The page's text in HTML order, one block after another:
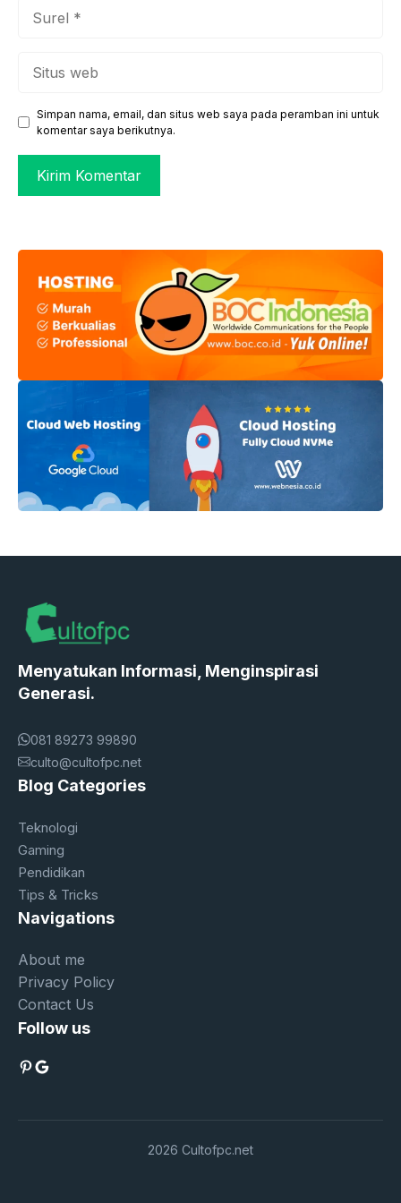
web
Simpan nama, email, dan situs web saya pada peramban ini untuk
komentar saya berikutnya.
Menyatukan Informasi, Menginspirasi
Generasi.
081 89273 99890
culto@cultofpc.net
Blog Categories
Teknologi
Gaming
Pendidikan
Tips & Tricks
Navigations
About me
Privacy Policy
Contact Us
Follow us
Pinterest
Google
2026 Cultofpc.net